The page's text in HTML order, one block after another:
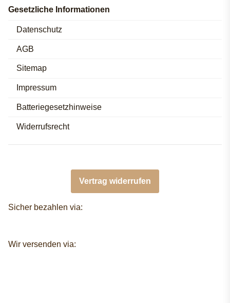
Gesetzliche Informationen
Datenschutz
AGB
Sitemap
Impressum
Batteriegesetzhinweise
Widerrufsrecht
Vertrag widerrufen
Sicher bezahlen via:
Wir versenden via: